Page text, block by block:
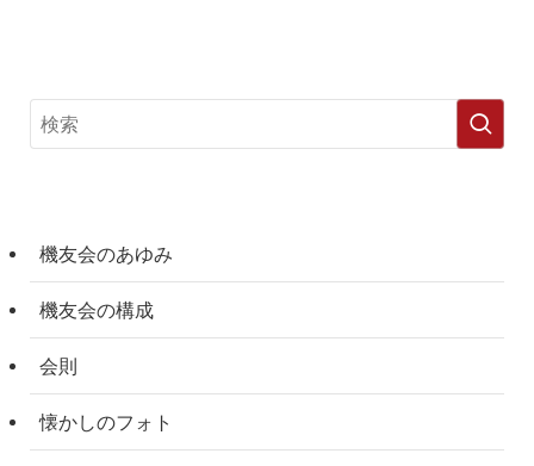
機友会のあゆみ
機友会の構成
会則
懐かしのフォト